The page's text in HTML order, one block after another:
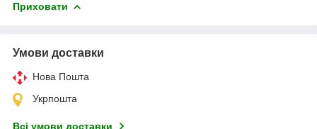
Приховати
Умови доставки
Нова Пошта
Укрпошта
Всі умови доставки